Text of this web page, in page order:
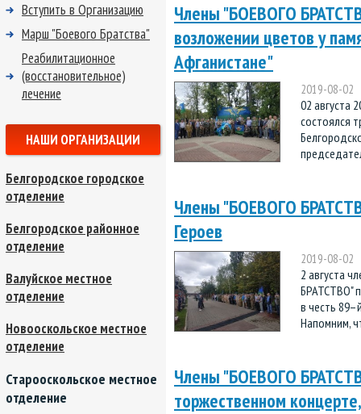
Члены "БОЕВОГО
возложении цветов у
Афганистане"
2019-08-02
02 августа
состоялся
Члены "БОЕВОГО
Героев
2019-08-02
2 августа
БРАТСТВО"
в честь
Напомним,
Члены "БОЕВОГО
торжественном
Вступить в Организацию
Марш "Боевого Братства"
Реабилитационное
(восстановительное)
лечение
НАШИ ОРГАНИЗАЦИИ
Белгородское городское
отделение
Белгородское районное
отделение
Валуйское местное
отделение
Новооскольское местное
отделение
Старооскольское местное
отделение